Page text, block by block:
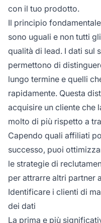
con il tuo prodotto.
Il principio
sono uguali e non tutti
qualità di lead. I dati sul
permettono di
lungo termine e quelli
rapidamente. Questa
acquisire un cliente che
molto di più rispetto a
Capendo quali affiliati
successo, puoi
le strategie di
per attrarre altri partner
Identificare i clienti di
dei dati
La prima e più